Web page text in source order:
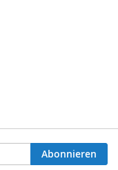
Abonnieren